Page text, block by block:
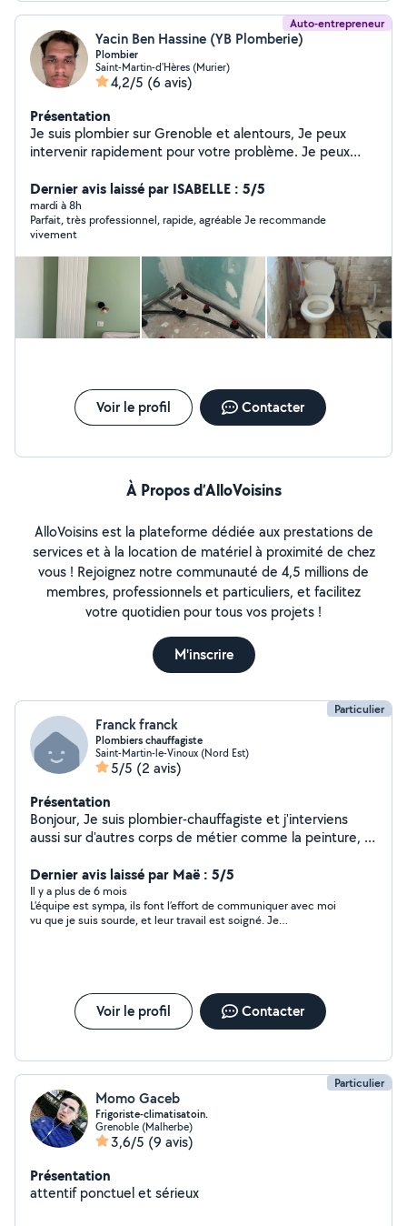
Auto-entrepreneur
Yacin Ben Hassine (YB Plomberie)
Plombier
Saint-Martin-d'Hères (Murier)
4,2/5 (6 avis)
Présentation
Je suis plombier sur Grenoble et alentours, Je peux
intervenir rapidement pour votre problème. Je peux
Disponible 24/24. Hésitez pas a me contacter ou a me
faire des demandes priver pour toute interventions, je
ne peux répondre au offres.
Dernier avis laissé par ISABELLE : 5/5
mardi à 8h
Parfait, très professionnel, rapide, agréable Je recommande
vivement
Voir le profil Contacter
À Propos d’AlloVoisins
AlloVoisins est la plateforme dédiée aux prestations de
services et à la location de matériel à proximité de chez
vous ! Rejoignez notre communauté de 4,5 millions de
membres, professionnels et particuliers, et facilitez
votre quotidien pour tous vos projets !
M'inscrire
Particulier
Franck franck
Plombiers chauffagiste
Saint-Martin-le-Vinoux (Nord Est)
5/5 (2 avis)
Présentation
Bonjour, Je suis plombier-chauffagiste et j'interviens
aussi sur d'autres corps de métier comme la peinture, le
soigneux, je mets un point d'honneur à réaliser des
travaux de qualité adaptés à vos besoins. Si vous avez
un projet ou besoin d'un dépannage, je serai ravi de
vous rencontrer et de vous accompagner. N'hésitez pas
Dernier avis laissé par Maë : 5/5
Il y a plus de 6 mois
L’équipe est sympa, ils font l’effort de communiquer avec moi
vu que je suis sourde, et leur travail est soigné. Je
Voir le profil Contacter
Particulier
Momo Gaceb
Frigoriste-climatisatoin.
Grenoble (Malherbe)
3,6/5 (9 avis)
Présentation
attentif ponctuel et sérieux